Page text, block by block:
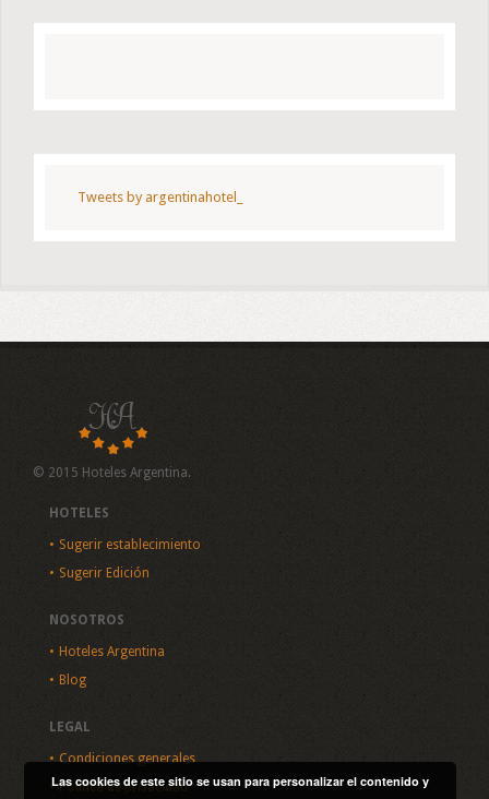
Tweets by argentinahotel_
© 2015 Hoteles Argentina.
HOTELES
Sugerir establecimiento
Sugerir Edición
NOSOTROS
Hoteles Argentina
Blog
LEGAL
Condiciones generales
Política de privacidad
Las cookies de este sitio se usan para personalizar el contenido y